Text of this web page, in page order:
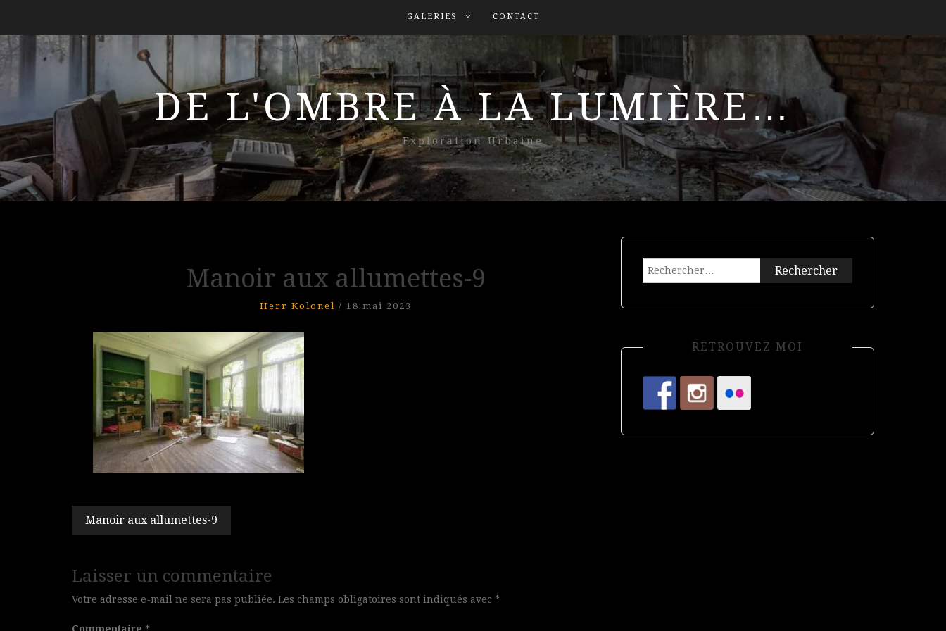
GALERIES CONTACT
DE L'OMBRE À LA LUMIÈRE…
Exploration Urbaine
Manoir aux allumettes-9
Herr Kolonel / 18 mai 2023
Navigation
de
l’article
Manoir aux allumettes-9
Laisser un commentaire
Votre adresse e-mail ne sera pas publiée. Les champs obligatoires sont indiqués avec *
Rechercher :
RETROUVEZ MOI